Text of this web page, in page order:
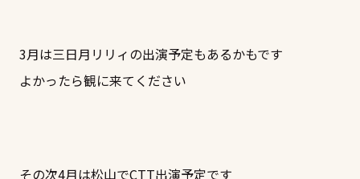
3月は三日月リリィの出演予定もあるかもです
よかったら観に来てください
その次4月は松山でCTT出演予定です